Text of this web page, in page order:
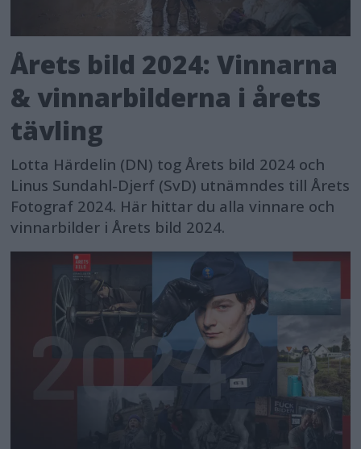
Årets bild 2024: Vinnarna
& vinnarbilderna i årets
tävling
Lotta Härdelin (DN) tog Årets bild 2024 och
Linus Sundahl-Djerf (SvD) utnämndes till Årets
Fotograf 2024. Här hittar du alla vinnare och
vinnarbilder i Årets bild 2024.